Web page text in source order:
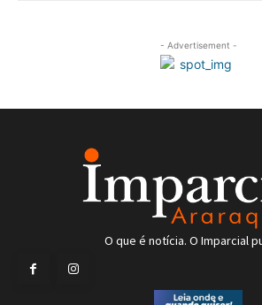
- Advertisement -
O que é notícia. O Imparcial